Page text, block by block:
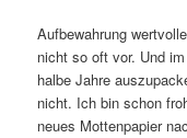
Aufbewahrung
nicht so oft vor. Und
halbe Jahre
nicht. Ich bin schon
neues Mottenpapier